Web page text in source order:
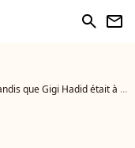
search newsletter
Hadid était à la fois nue et habillée lors de l'after party de Vogue Gigi Hadid - Arrivées à l'afterparty du défilé Vogue World au restaurant Maxim's à Paris le 23 juin 2024. © Perusseau / Da Silva / Bestimage - Photo